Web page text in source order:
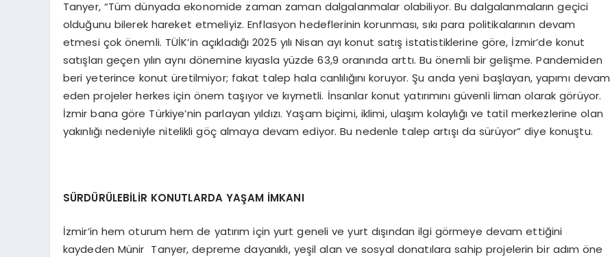
Tanyer, “Tüm dünyada ekonomide zaman zaman dalgalanmalar olabiliyor. Bu dalgalanmaların geçici
olduğunu bilerek hareket etmeliyiz. Enflasyon hedeflerinin korunması, sıkı para politikalarının devam
etmesi çok önemli. TÜİK’in açıkladığı 2025 yılı Nisan ayı konut satış istatistiklerine göre, İzmir’de konut
satışları geçen yılın aynı dönemine kıyasla yüzde 63,9 oranında arttı. Bu önemli bir gelişme. Pandemiden
beri yeterince konut üretilmiyor; fakat talep hala canlılığını koruyor. Şu anda yeni başlayan, yapımı devam
eden projeler herkes için önem taşıyor ve kıymetli. İnsanlar konut yatırımını güvenli liman olarak görüyor.
İzmir bana göre Türkiye’nin parlayan yıldızı. Yaşam biçimi, iklimi, ulaşım kolaylığı ve tatil merkezlerine olan
yakınlığı nedeniyle nitelikli göç almaya devam ediyor. Bu nedenle talep artışı da sürüyor” diye konuştu.
SÜRDÜRÜLEBİLİR KONUTLARDA YAŞAM İMKANI
İzmir’in hem oturum hem de yatırım için yurt geneli ve yurt dışından ilgi görmeye devam ettiğini
kaydeden Münir Tanyer, depreme dayanıklı, yeşil alan ve sosyal donatılara sahip projelerin bir adım öne